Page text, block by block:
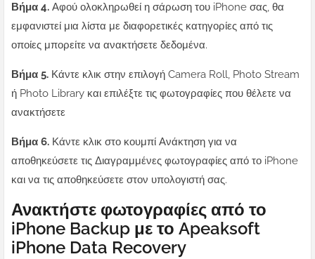
Βήμα 4. Αφού ολοκληρωθεί η σάρωση του iPhone σας, θα
εμφανιστεί μια λίστα με διαφορετικές κατηγορίες από τις
οποίες μπορείτε να ανακτήσετε δεδομένα.
Βήμα 5. Κάντε κλικ στην επιλογή Camera Roll, Photo Stream
ή Photo Library και επιλέξτε τις φωτογραφίες που θέλετε να
ανακτήσετε
Βήμα 6. Κάντε κλικ στο κουμπί Ανάκτηση για να
αποθηκεύσετε τις Διαγραμμένες φωτογραφίες από το iPhone
και να τις αποθηκεύσετε στον υπολογιστή σας.
Ανακτήστε φωτογραφίες από το
iPhone Backup με το Apeaksoft
iPhone Data Recovery